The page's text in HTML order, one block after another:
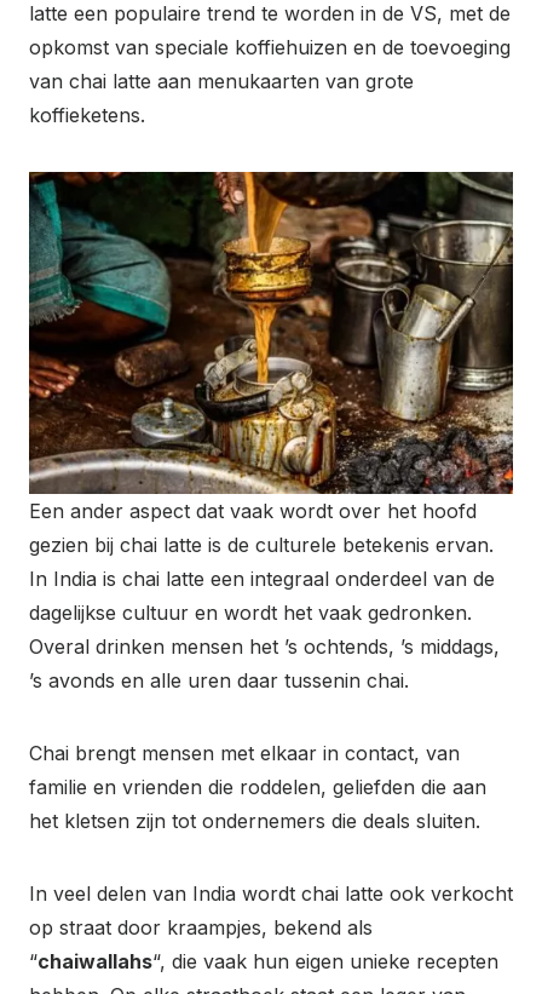
latte een populaire trend te worden in de VS, met de
opkomst van speciale koffiehuizen en de toevoeging
van chai latte aan menukaarten van grote
koffieketens.
Een ander aspect dat vaak wordt over het hoofd
gezien bij chai latte is de culturele betekenis ervan.
In India is chai latte een integraal onderdeel van de
dagelijkse cultuur en wordt het vaak gedronken.
Overal drinken mensen het ’s ochtends, ’s middags,
’s avonds en alle uren daar tussenin chai.
Chai brengt mensen met elkaar in contact, van
familie en vrienden die roddelen, geliefden die aan
het kletsen zijn tot ondernemers die deals sluiten.
In veel delen van India wordt chai latte ook verkocht
op straat door kraampjes, bekend als
“chaiwallahs“, die vaak hun eigen unieke recepten